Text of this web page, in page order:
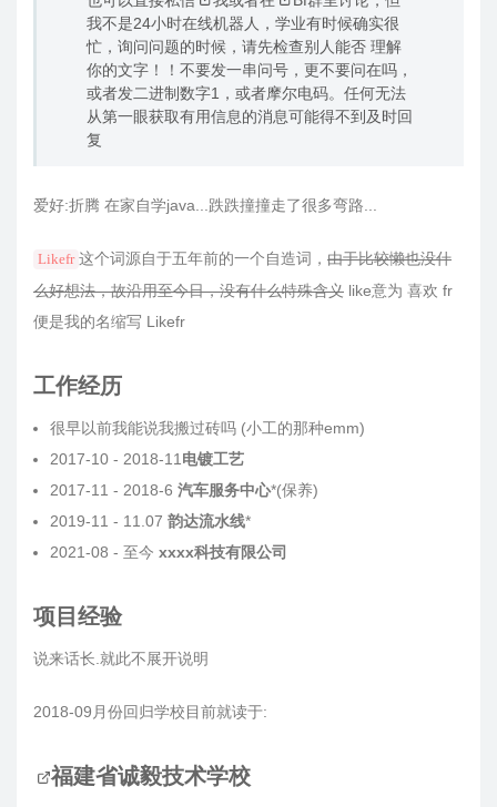
我不是24小时在线机器人，学业有时候确实很
忙，询问问题的时候，请先检查别人能否 理解
你的文字！！不要发一串问号，更不要问在吗，
或者发二进制数字1，或者摩尔电码。任何无法
从第一眼获取有用信息的消息可能得不到及时回
复
爱好:折腾 在家自学java...跌跌撞撞走了很多弯路...
Likefr 这个词源自于五年前的一个自造词， 由于比较懒也没什
么好想法，故沿用至今日，没有什么特殊含义 like意为 喜欢 fr
便是我的名缩写 Likefr
工作经历
很早以前我能说我搬过砖吗 (小工的那种emm)
2017-10 - 2018-11 电镀工艺
2017-11 - 2018-6 汽车服务中心*(保养)
2019-11 - 11.07 韵达流水线*
2021-08 - 至今 xxxx科技有限公司
项目经验
说来话长.就此不展开说明
2018-09月份回归学校目前就读于:
福建省诚毅技术学校